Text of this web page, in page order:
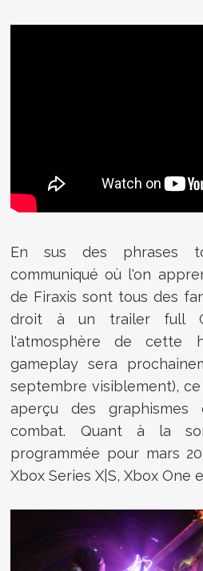
En sus des phrases
communiqué où l'on
de Firaxis sont tous des
droit à un trailer full
l'atmosphère de cette
gameplay sera
septembre visiblement),
aperçu des
combat. Quant à la
programmée pour mars
Xbox Series X|S, Xbox One